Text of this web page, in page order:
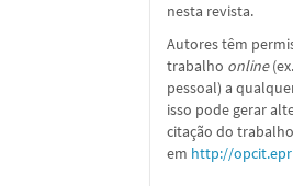
nesta revista.
Autores têm
trabalho online
pessoal) a
isso pode gerar
citação do
em http://